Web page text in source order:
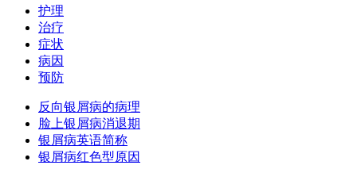
护理
治疗
症状
病因
预防
反向银屑病的病理
脸上银屑病消退期
银屑病英语简称
银屑病红色型原因